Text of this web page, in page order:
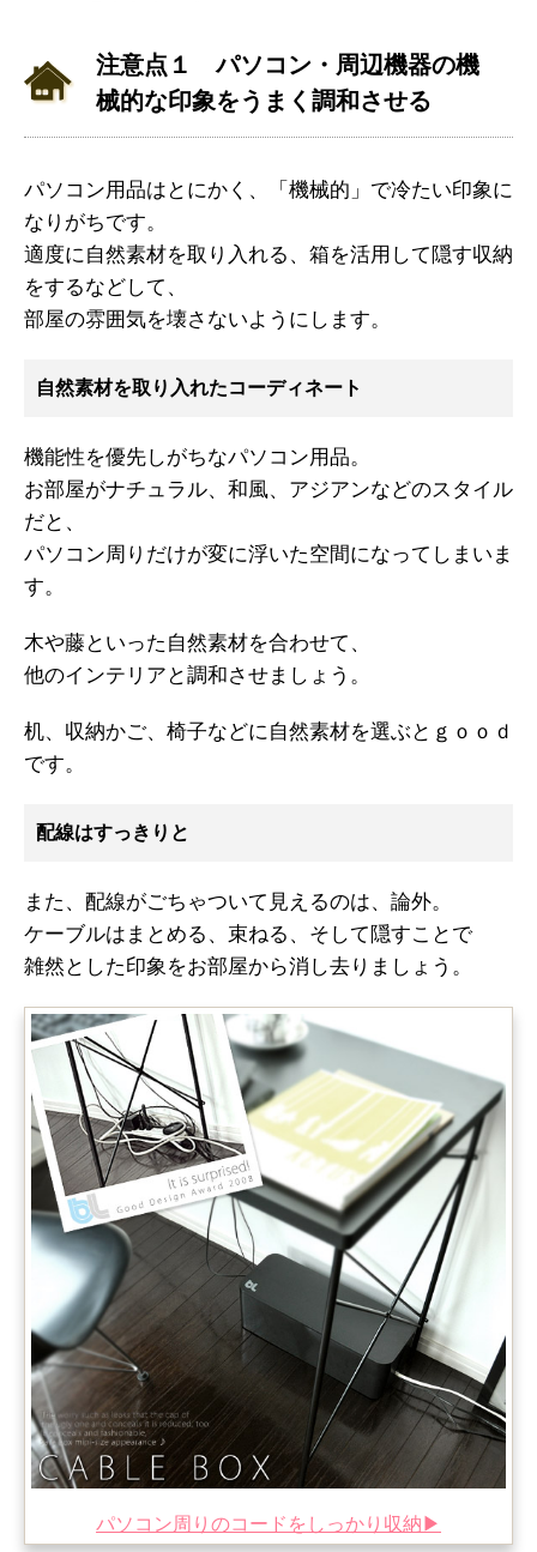
注意点１ パソコン・周辺機器の機
械的な印象をうまく調和させる
パソコン用品はとにかく、「機械的」で冷たい印象に
なりがちです。
適度に自然素材を取り入れる、箱を活用して隠す収納
をするなどして、
部屋の雰囲気を壊さないようにします。
自然素材を取り入れたコーディネート
機能性を優先しがちなパソコン用品。
お部屋がナチュラル、和風、アジアンなどのスタイル
だと、
パソコン周りだけが変に浮いた空間になってしまいま
す。
木や藤といった自然素材を合わせて、
他のインテリアと調和させましょう。
机、収納かご、椅子などに自然素材を選ぶとｇｏｏｄ
です。
配線はすっきりと
また、配線がごちゃついて見えるのは、論外。
ケーブルはまとめる、束ねる、そして隠すことで
雑然とした印象をお部屋から消し去りましょう。
パソコン周りのコードをしっかり収納▶